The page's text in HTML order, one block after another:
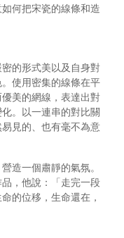
何把宋瓷的線條和造
的形式美以及自身對
使用密集的線條在平
美的網線，表達出對
。以一連串的對比關
見的、也有毫不為意
造一個肅靜的氣氛。
，他說：「走完一段
的位移，生命還在，